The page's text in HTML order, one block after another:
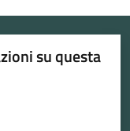
su questa